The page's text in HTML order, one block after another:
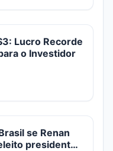
Lucro Recorde
o Investidor
se Renan
presidente?